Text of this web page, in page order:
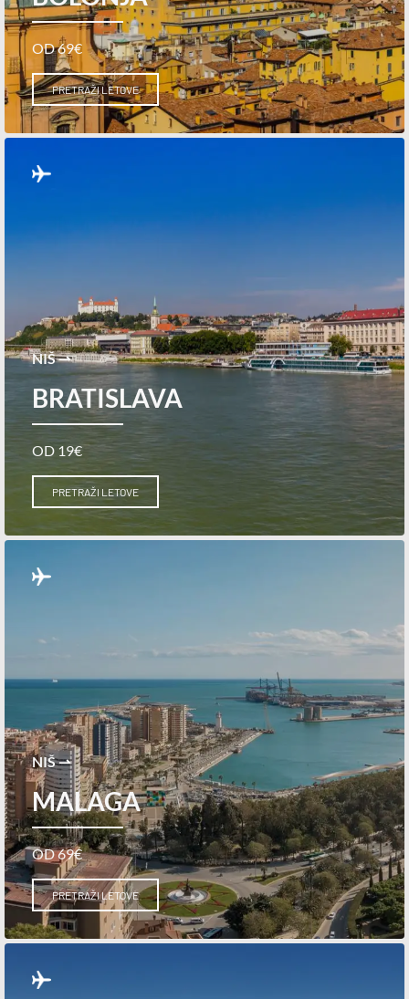
OD 69€
PRETRAŽI LETOVE
NIŠ ⇀
BRATISLAVA
OD 19€
PRETRAŽI LETOVE
NIŠ ⇀
MALAGA
OD 69€
PRETRAŽI LETOVE